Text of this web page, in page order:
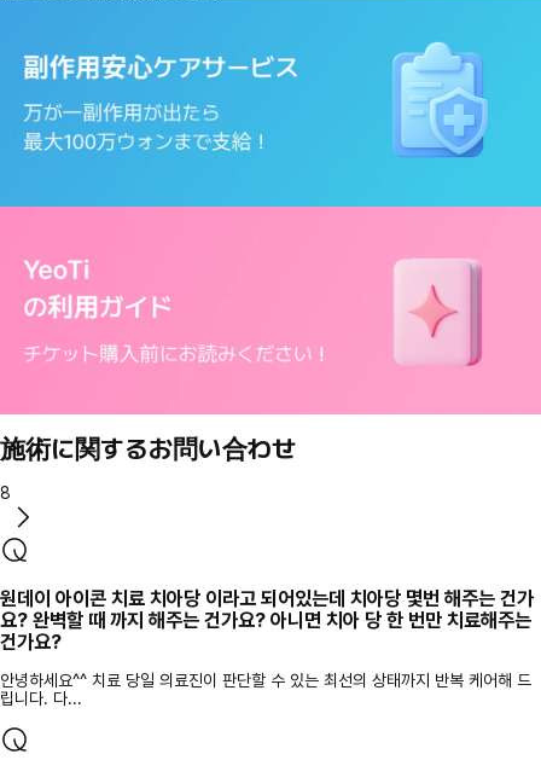
施術に関するお問い合わせ
8
원데이 아이콘 치료 치아당 이라고 되어있는데 치아당 몇번 해주는 건가
요? 완벽할 때 까지 해주는 건가요? 아니면 치아 당 한 번만 치료해주는
건가요?
안녕하세요^^ 치료 당일 의료진이 판단할 수 있는 최선의 상태까지 반복 케어해 드
립니다. 다...